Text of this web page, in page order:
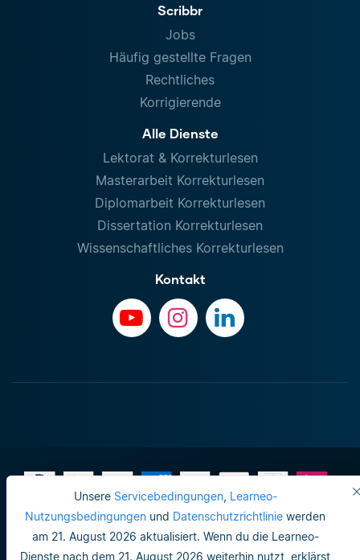
Unsere Servicebedingungen, Learneo-
Nutzungsbedingungen und Datenschutzrichtlinie werden
am 21. August 2026 aktualisiert. Wenn du die Learneo-
Dienste nach dem 21. August 2026 weiterhin nutzt, erklärst
Scribbr
Jobs
Häufig gestellte Fragen
Rechtliches
Korrigierende
Alle Dienste
Lektorat & Korrekturlesen
Masterarbeit Korrekturlesen
Diplomarbeit Korrekturlesen
Dissertation Korrekturlesen
Wissenschaftliches Korrekturlesen
Kontakt
Impressum